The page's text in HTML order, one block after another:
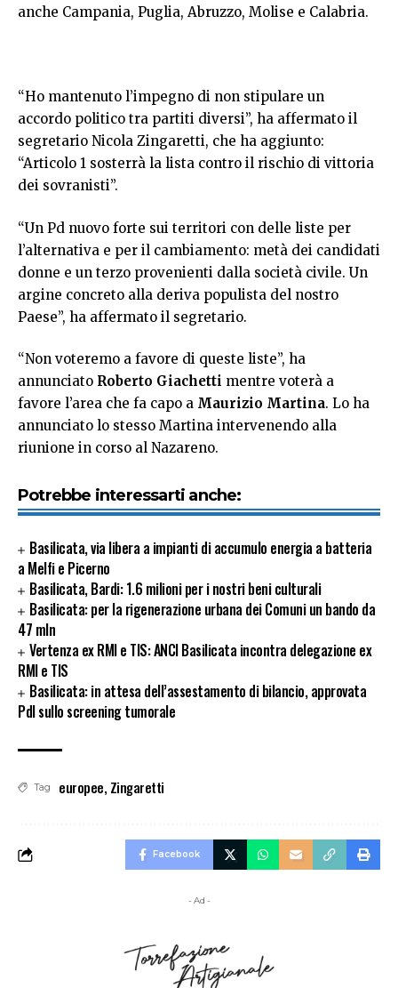
anche Campania, Puglia, Abruzzo, Molise e Calabria.
“Ho mantenuto l’impegno di non stipulare un
accordo politico tra partiti diversi”, ha affermato il
segretario Nicola Zingaretti, che ha aggiunto:
“Articolo 1 sosterrà la lista contro il rischio di vittoria
dei sovranisti”.
“Un Pd nuovo forte sui territori con delle liste per
l’alternativa e per il cambiamento: metà dei candidati
donne e un terzo provenienti dalla società civile. Un
argine concreto alla deriva populista del nostro
Paese”, ha affermato il segretario.
“Non voteremo a favore di queste liste”, ha
annunciato Roberto Giachetti mentre voterà a
favore l’area che fa capo a Maurizio Martina. Lo ha
annunciato lo stesso Martina intervenendo alla
riunione in corso al Nazareno.
Potrebbe interessarti anche:
Basilicata, via libera a impianti di accumulo energia a batteria
a Melfi e Picerno
Basilicata, Bardi: 1.6 milioni per i nostri beni culturali
Basilicata: per la rigenerazione urbana dei Comuni un bando da
47 mln
Vertenza ex RMI e TIS: ANCI Basilicata incontra delegazione ex
RMI e TIS
Basilicata: in attesa dell’assestamento di bilancio, approvata
Pdl sullo screening tumorale
Tag europee, Zingaretti
Facebook
- Ad -